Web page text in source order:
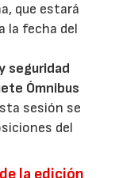
que estará
la fecha del
seguridad
Ómnibus
sesión se
del